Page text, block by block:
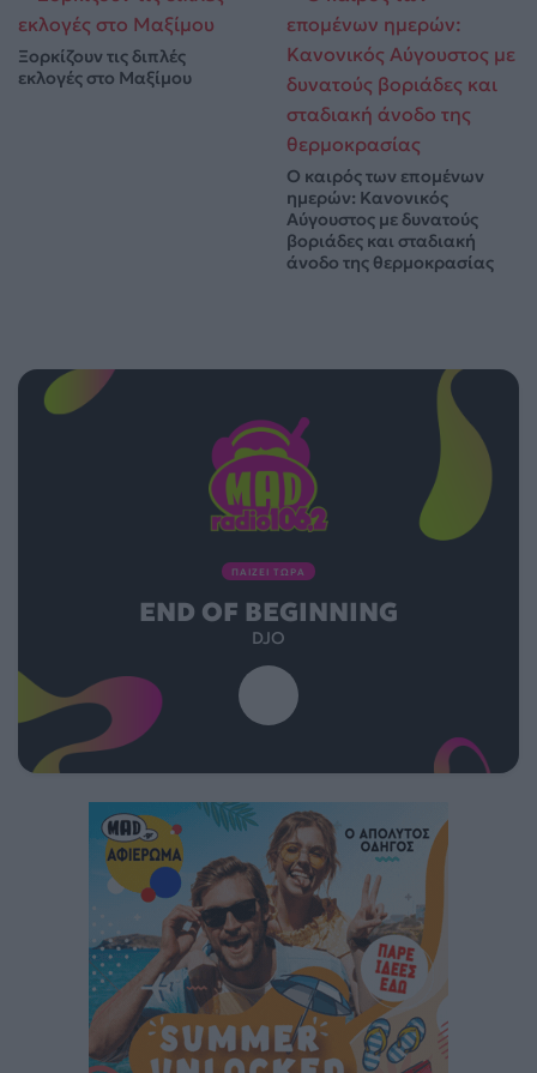
Ξορκίζουν τις διπλές
εκλογές στο Μαξίμου
Ο καιρός των επομένων
ημερών: Κανονικός
Αύγουστος με δυνατούς
βοριάδες και σταδιακή
άνοδο της θερμοκρασίας
ΠΑΙΖΕΙ ΤΩΡΑ
END OF BEGINNING
DJO